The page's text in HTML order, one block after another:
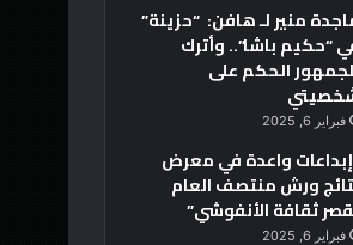
منير لـ هافن: “حزينة”
“حكيم باشا”.. وأترك
الحكم على
فبراير 6, 2025
واعدة في معرض
ورش منتصف العام
ثقافة الأنفوشي”
فبراير 6, 2025